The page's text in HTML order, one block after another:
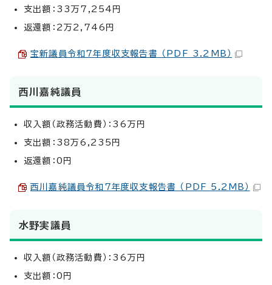
支出額：33万7,254円
返還額：2万2,746円
宝新議員令和7年度収支報告書 （PDF 3.2MB）
西川嘉純議員
収入額（政務活動費）：36万円
支出額：38万6,235円
返還額：0円
西川嘉純議員令和7年度収支報告書 （PDF 5.2MB）
水野実議員
収入額（政務活動費）：36万円
支出額：0円